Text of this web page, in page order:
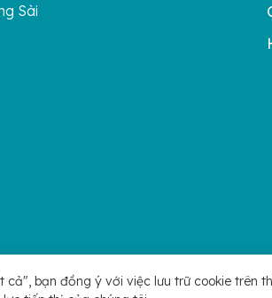
Sài
bạn đồng ý với việc lưu trữ cookie trên